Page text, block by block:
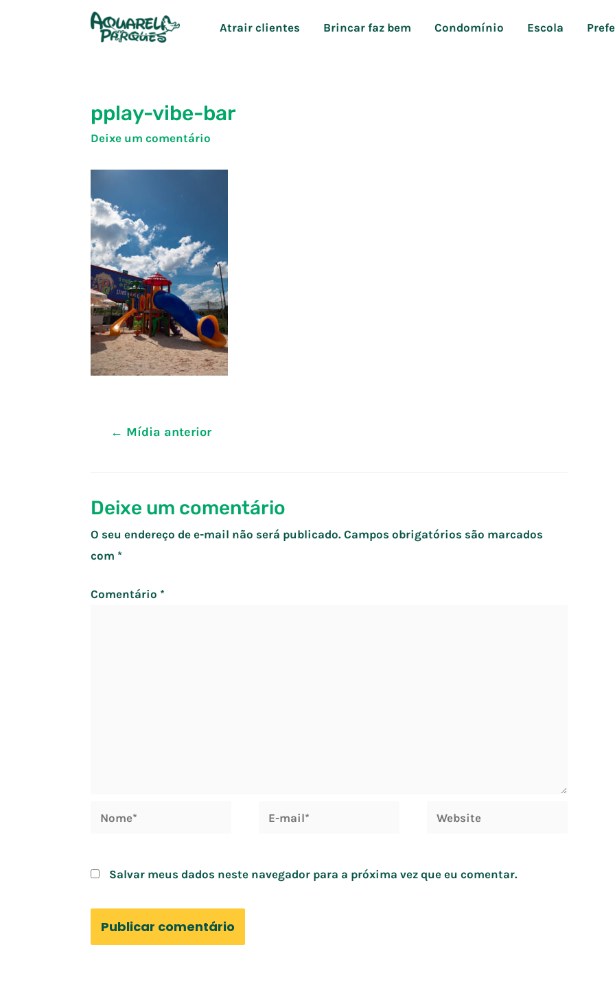
Atrair clientes Brincar faz bem Condomínio Escola
pplay-vibe-bar
Deixe um comentário
Navegação
← Mídia anterior
Deixe um comentário
O seu endereço de e-mail não será publicado. Campos obrigatórios são marcados
com *
Comentário *
Website
Salvar meus dados neste navegador para a próxima vez que eu comentar.